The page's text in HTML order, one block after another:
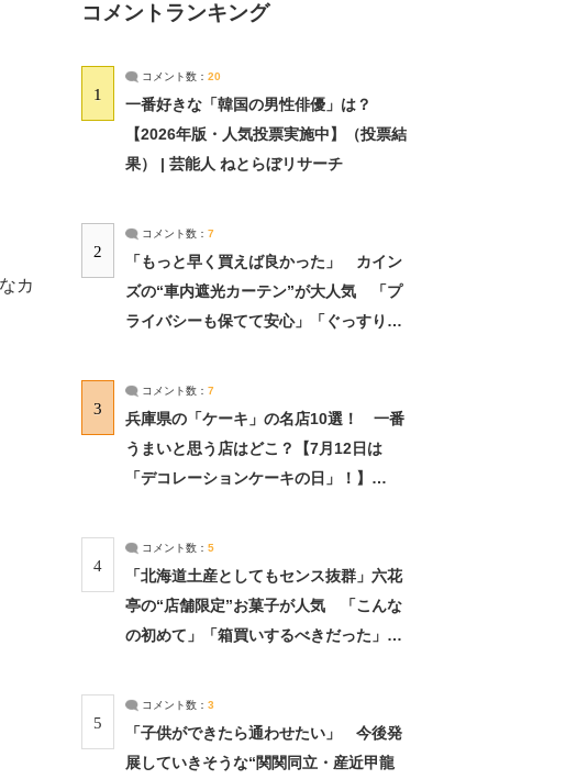
カ
コメントランキング
1
コメント数： 20
一番好きな「韓国の男性俳優」は？
【2026年版・人気投票実施中】（投票結
果） | 芸能人 ねとらぼリサーチ
2
コメント数： 7
「もっと早く買えば良かった」 カイン
ズの“車内遮光カーテン”が大人気 「プ
ライバシーも保てて安心」「ぐっすり眠
3
コメント数： 7
兵庫県の「ケーキ」の名店10選！ 一番
うまいと思う店はどこ？【7月12日は
「デコレーションケーキの日」！】
4
コメント数： 5
「北海道土産としてもセンス抜群」六花
亭の“店舗限定”お菓子が人気 「こんな
の初めて」「箱買いするべきだった」
5
コメント数： 3
「子供ができたら通わせたい」 今後発
展していきそうな“関関同立・産近甲龍